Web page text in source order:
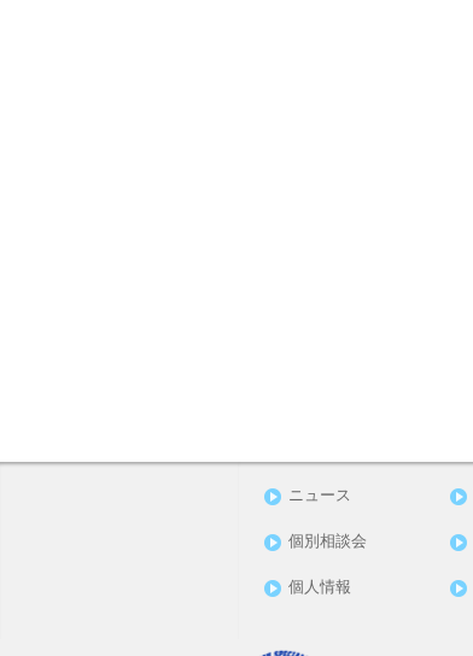
ニュース
個別相談会
個人情報